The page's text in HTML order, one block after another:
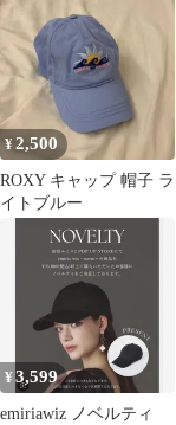
¥2,500
ROXY キャップ 帽子 ラ
イトブルー
¥3,599
emiriawiz ノベルティ